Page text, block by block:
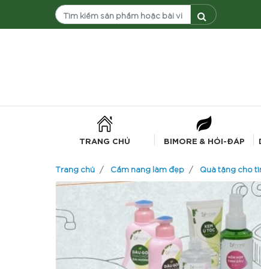
TRANG CHỦ BIMORE & HỎI-ĐÁP
Trang chủ
Cẩm nang làm đẹp Quà tặng cho